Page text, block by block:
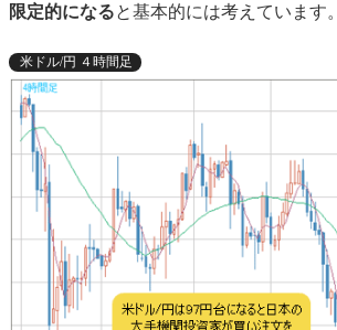
限定的になると基本的には考えています。
米ドル/円 ４時間足